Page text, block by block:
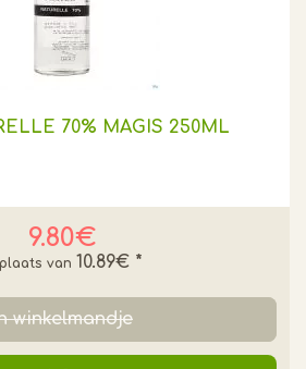
70% MAGIS 250ML
9.80€
10.89€ *
winkelmandje